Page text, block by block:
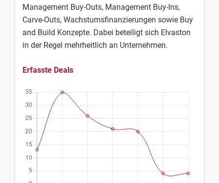
Management Buy-Outs, Management Buy-Ins,
Carve-Outs, Wachstumsfinanzierungen sowie Buy
and Build Konzepte. Dabei beteiligt sich Elvaston
in der Regel mehrheitlich an Unternehmen.
Erfasste Deals